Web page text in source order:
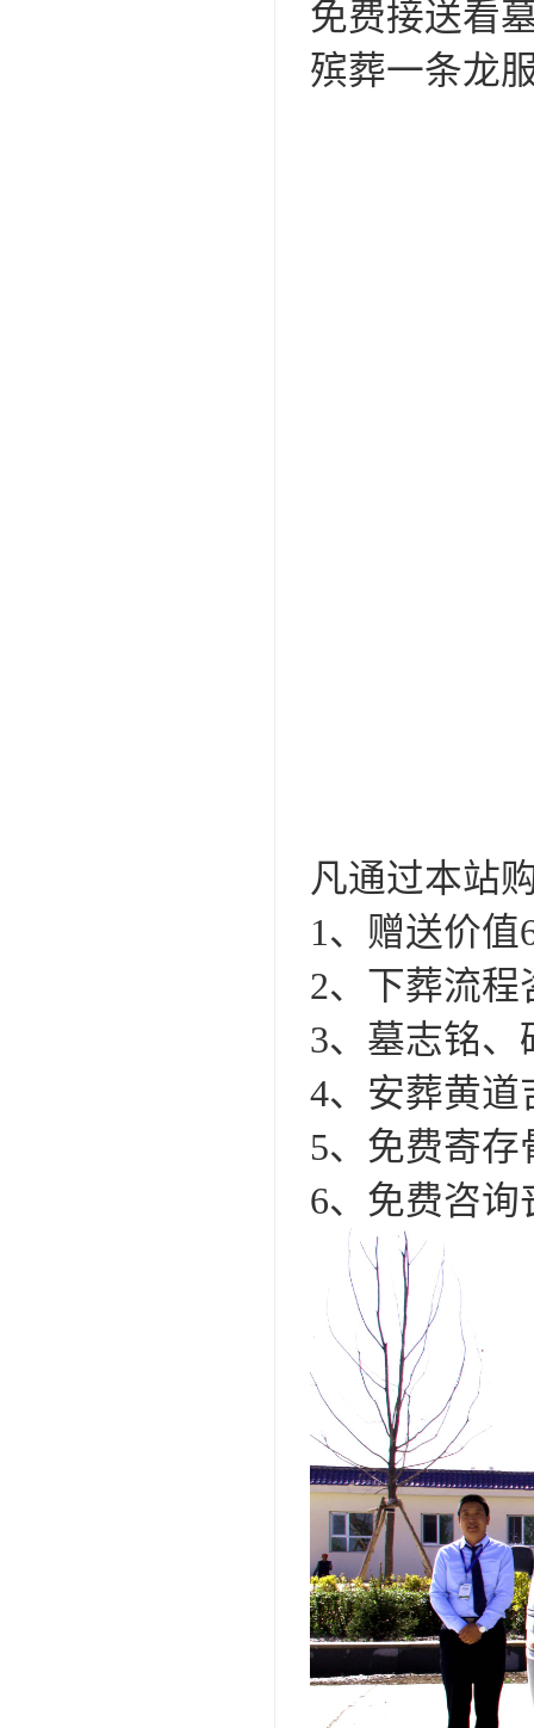
免费接送看
殡葬一条龙
凡通过本站
1、赠送价值
2、下葬流程
3、墓志铭、
4、安葬黄道
5、免费寄存
6、免费咨询